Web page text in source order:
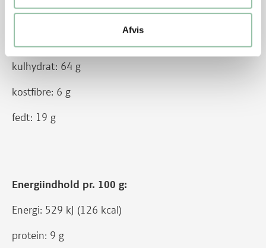
Afvis
Energi: 2608 kJ (621 kcal)
kulhydrat: 64 g
kostfibre: 6 g
fedt: 19 g
Energiindhold pr. 100 g:
Energi: 529 kJ (126 kcal)
protein: 9 g